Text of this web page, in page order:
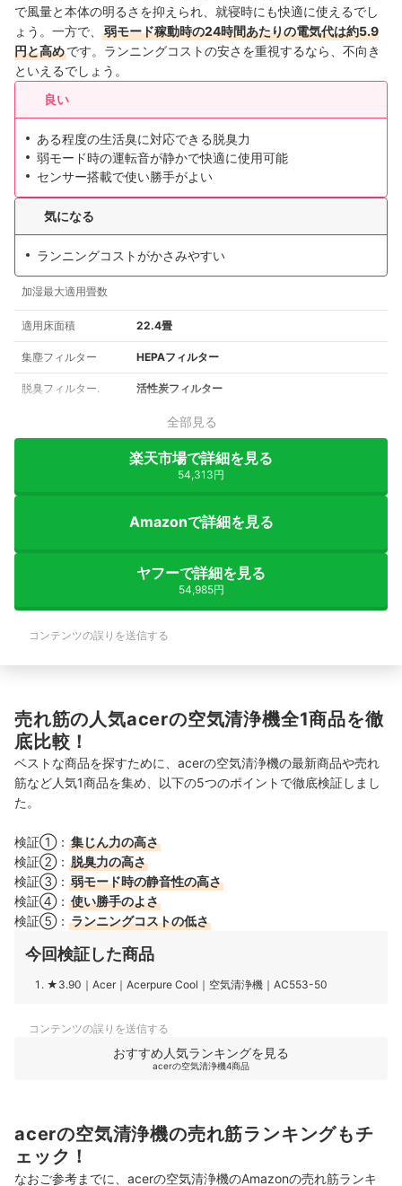
で風量と本体の明るさを抑えられ、就寝時にも快適に使えるでし
ょう。一方で、
弱モード稼動時の24時間あたりの電気代は約5.9
円と高めです。ランニングコストの安さを重視するなら、不向き
といえるでしょう。
良い
ある程度の生活臭に対応できる脱臭力
弱モード時の運転音が静かで快適に使用可能
センサー搭載で使い勝手がよい
気になる
ランニングコストがかさみやすい
加湿最大適用畳数
適用床面積 22.4畳
集塵フィルター HEPAフィルター
脱臭フィルター. 活性炭フィルター
全部見る
楽天市場で詳細を見る
54,313円
Amazonで詳細を見る
ヤフーで詳細を見る
54,985円
コンテンツの誤りを送信する
売れ筋の人気acerの空気清浄機全1商品を徹
底比較！
ベストな商品を探すために、acerの空気清浄機の最新商品や売れ
筋など人気1商品を集め、以下の5つのポイントで徹底検証しまし
た。
検証①： 集じん力の高さ
検証②： 脱臭力の高さ
検証③： 弱モード時の静音性の高さ
検証④： 使い勝手のよさ
検証⑤： ランニングコストの低さ
今回検証した商品
★3.90 ｜ Acer ｜ Acerpure Cool ｜ 空気清浄機 ｜ AC553-50
コンテンツの誤りを送信する
おすすめ人気ランキングを見る
acerの空気清浄機4商品
acerの空気清浄機の売れ筋ランキングもチ
ェック！
なおご参考までに、acerの空気清浄機のAmazonの売れ筋ランキ